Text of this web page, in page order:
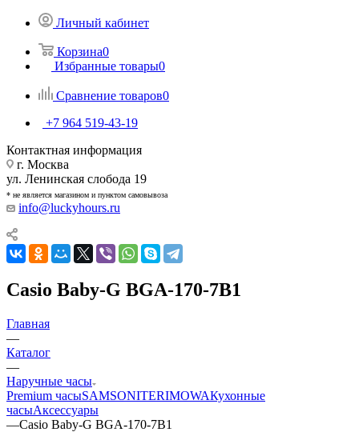
Личный кабинет
Корзина0
Избранные товары0
Сравнение товаров0
+7 964 519-43-19
Контактная информация
г. Москва
ул. Ленинская слобода 19
* не является магазином и пунктом самовывоза
info@luckyhours.ru
Casio Baby-G BGA-170-7B1
Главная
—
Каталог
—
Наручные часы
Premium часыSAMSONITERIMOWAКухонные
часыАксессуары
—Casio Baby-G BGA-170-7B1